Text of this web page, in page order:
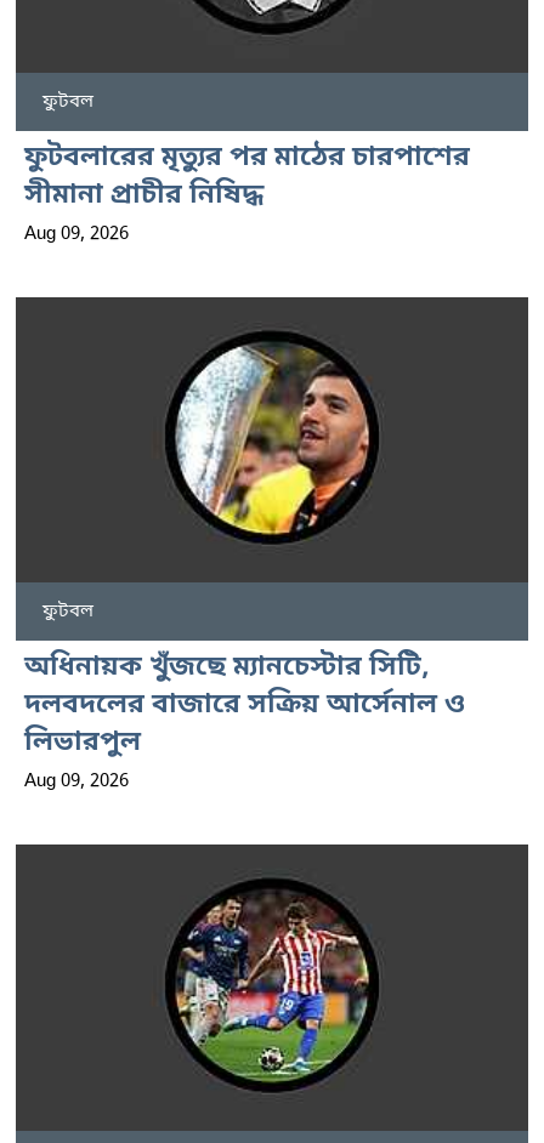
ফুটবল
ফুটবলারের মৃত্যুর পর মাঠের চারপাশের
সীমানা প্রাচীর নিষিদ্ধ
Aug 09, 2026
ফুটবল
অধিনায়ক খুঁজছে ম্যানচেস্টার সিটি,
দলবদলের বাজারে সক্রিয় আর্সেনাল ও
লিভারপুল
Aug 09, 2026